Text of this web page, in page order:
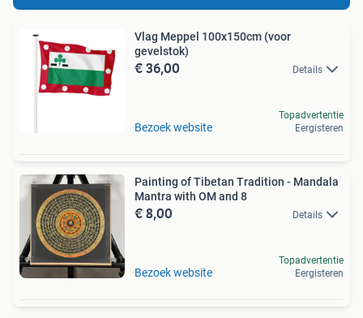
Vlag Meppel 100x150cm (voor
gevelstok)
€ 36,00 Details
Bezoek website
Topadvertentie
Eergisteren
Painting of Tibetan Tradition - Mandala
Mantra with OM and 8
€ 8,00 Details
Bezoek website
Topadvertentie
Eergisteren